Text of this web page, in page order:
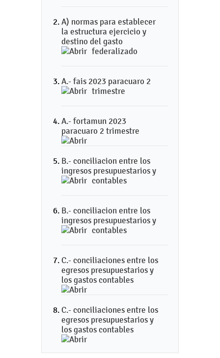
A) normas para establecer
la estructura ejercicio y
destino del gasto
federalizado
A.- fais 2023 paracuaro 2
trimestre
A.- fortamun 2023
paracuaro 2 trimestre
B.- conciliacion entre los
ingresos presupuestarios y
contables
B.- conciliacion entre los
ingresos presupuestarios y
contables
C.- conciliaciones entre los
egresos presupuestarios y
los gastos contables
C.- conciliaciones entre los
egresos presupuestarios y
los gastos contables